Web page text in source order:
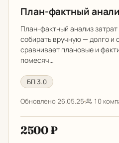
План-фактный
План-фактный анализ
собирать вручную — долго и
сравнивает плановые и
помесяч…
БП 3.0
Обновлено 26.05.25 10
2500 ₽